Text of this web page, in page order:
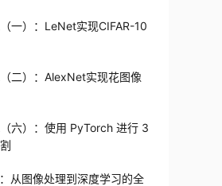
一）：LeNet实现CIFAR-10
二）：AlexNet实现花图像
六）：使用 PyTorch 进行 3
从图像处理到深度学习的全